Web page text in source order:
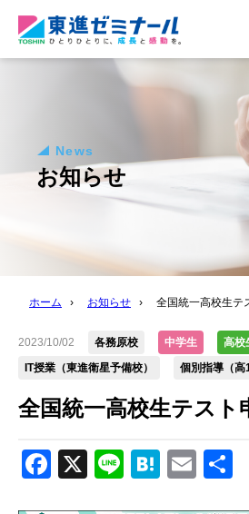
News
お知らせ
ホーム › お知らせ › 全国統一高校生テ
2023/10/02 各務原校 中学生
高校
IT授業（東進衛星予備校）
個別指導（高
全国統一高校生テスト
Facebook
X LineHatena